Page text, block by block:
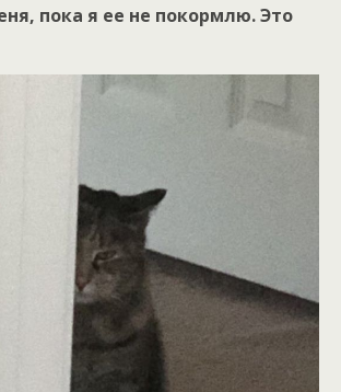
пока я ее не покормлю. Это